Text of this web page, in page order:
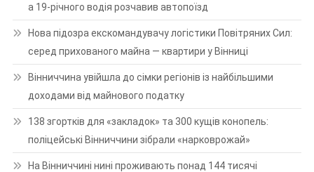
а 19-річного водія розчавив автопоїзд
Нова підозра екскомандувачу логістики Повітряних Сил:
серед прихованого майна — квартири у Вінниці
Вінниччина увійшла до сімки регіонів із найбільшими
доходами від майнового податку
138 згортків для «закладок» та 300 кущів конопель:
поліцейські Вінниччини зібрали «нарковрожай»
На Вінниччині нині проживають понад 144 тисячі